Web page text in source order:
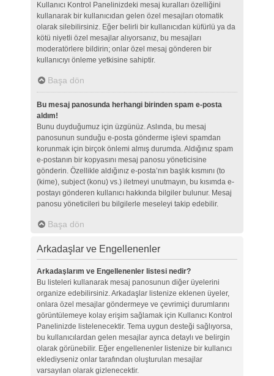
Kullanıcı Kontrol Panelinizdeki mesaj kuralları özelliğini
kullanarak bir kullanıcıdan gelen özel mesajları otomatik
olarak silebilirsiniz. Eğer belirli bir kullanıcıdan küfürlü ya da
kötü niyetli özel mesajlar alıyorsanız, bu mesajları
moderatörlere bildirin; onlar özel mesaj gönderen bir
kullanıcıyı önleme yetkisine sahiptir.
Başa dön
Bu mesaj panosunda herhangi birinden spam e-posta
aldım!
Bunu duyduğumuz için üzgünüz. Aslında, bu mesaj
panosunun sunduğu e-posta gönderme işlevi spamdan
korunmak için birçok önlemi almış durumda. Aldığınız spam
e-postanın bir kopyasını mesaj panosu yöneticisine
gönderin. Özellikle aldığınız e-posta’nın başlık kısmını (to
(kime), subject (konu) vs.) iletmeyi unutmayın, bu kısımda e-
postayı gönderen kullanıcı hakkında bilgiler bulunur. Mesaj
panosu yöneticileri bu bilgilerle meseleyi takip edebilir.
Başa dön
Arkadaşlar ve Engellenenler
Arkadaşlarım ve Engellenenler listesi nedir?
Bu listeleri kullanarak mesaj panosunun diğer üyelerini
organize edebilirsiniz. Arkadaşlar listenize eklenen üyeler,
onlara özel mesajlar göndermeye ve çevrimiçi durumlarını
görüntülemeye kolay erişim sağlamak için Kullanıcı Kontrol
Panelinizde listelenecektir. Tema uygun desteği sağlıyorsa,
bu kullanıcılardan gelen mesajlar ayrıca detaylı ve belirgin
olarak görünebilir. Eğer engellenenler listenize bir kullanıcı
eklediyseniz onlar tarafından oluşturulan mesajlar
varsayılan olarak gizlenecektir.